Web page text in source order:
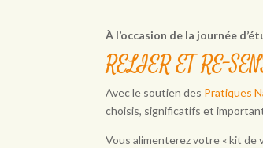
À l’occasion de la journée
RELIER ET RE-
Avec le soutien des Pratiques
choisis, significatifs et
Vous alimenterez votre « kit de